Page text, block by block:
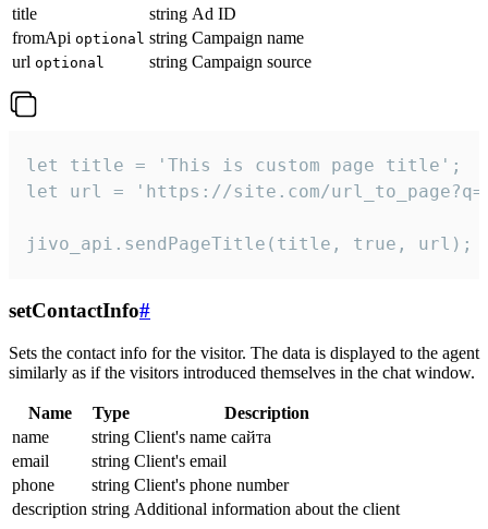
title
string Ad ID
fromApi optional string Campaign name
url optional string Campaign source
let title = 'This is custom page title';
let url = 'https://site.com/
jivo_api.sendPageTitle(title, true, url);
setContactInfo#
Sets the contact info for the visitor. The data is displayed to the agent
similarly as if the visitors introduced themselves in the chat window.
Name Type
Description
name
string Client's name сайта
email
string Client's email
phone
string Client's phone number
description string Additional information about the client